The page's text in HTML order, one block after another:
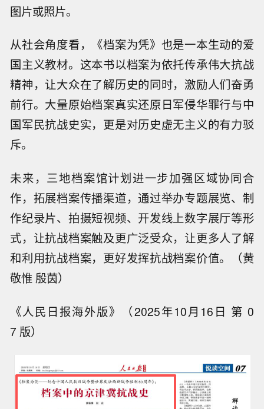
图片或照片。
从社会角度看，《档案为凭》也是一本生动的爱
国主义教材。这本书以档案为依托传承伟大抗战
精神，让大众在了解历史的同时，激励人们奋勇
前行。大量原始档案真实还原日军侵华罪行与中
国军民抗战史实，更是对历史虚无主义的有力驳
斥。
未来，三地档案馆计划进一步加强区域协同合
作，拓展档案传播渠道，通过举办专题展览、制
作纪录片、拍摄短视频、开发线上数字展厅等形
式，让抗战档案触及更广泛受众，让更多人了解
和利用抗战档案，更好发挥抗战档案价值。（黄
敬惟 殷茵）
《人民日报海外版》（2025年10月16日 第 0
7 版）